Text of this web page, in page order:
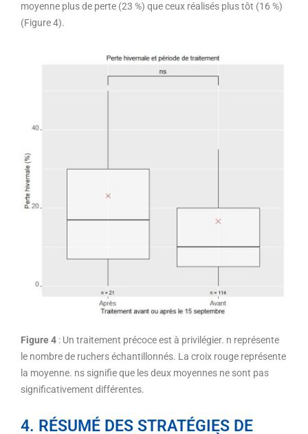
moyenne plus de perte (23 %) que ceux réalisés plus tôt (16 %)
(Figure 4).
Figure 4 : Un traitement précoce est à privilégier. n représente
le nombre de ruchers échantillonnés. La croix rouge représente
la moyenne. ns signifie que les deux moyennes ne sont pas
significativement différentes.
4. RÉSUMÉ DES STRATÉGIES DE